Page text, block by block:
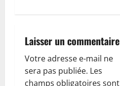
t
i
Laisser un commentaire
Votre adresse e-mail ne
sera pas publiée. Les
champs obligatoires sont